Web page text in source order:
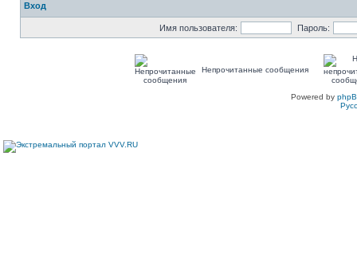
Вход
Имя пользователя: Пароль:
Непрочитанные сообщения
Powered by